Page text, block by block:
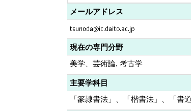
メールアドレス
現在の専門分野
美学、芸術論, 考古学
主要学科目
「篆隷書法」、「楷書法」、「書